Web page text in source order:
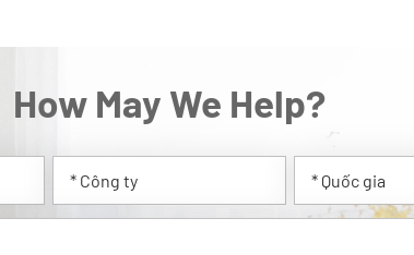
How May We Help?